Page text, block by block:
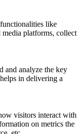
like
platforms, collect
and analyze the key
in delivering a
visitors interact with
on metrics the